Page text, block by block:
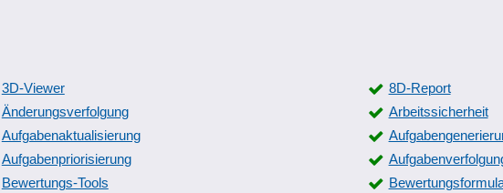
Servicebericht
3D-Viewer
8D-Report
Änderungsverfolgung
Arbeitssicherheit
Aufgabenaktualisierung
Aufgabenpriorisierung
Bewertungs-Tools